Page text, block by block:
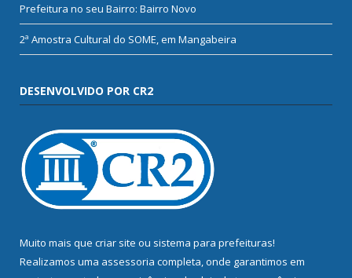
Prefeitura no seu Bairro: Bairro Novo
2ª Amostra Cultural do SOME, em Mangabeira
DESENVOLVIDO POR CR2
Muito mais que criar site ou sistema para prefeituras!
Realizamos uma assessoria completa, onde garantimos em